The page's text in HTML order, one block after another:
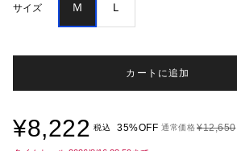
サイズ Ｍ Ｌ
カートに追加
¥8,222 税込 35%OFF 通常価格¥12,650